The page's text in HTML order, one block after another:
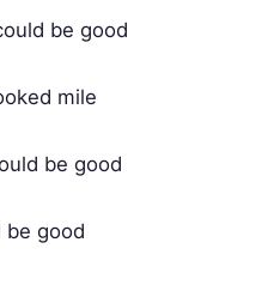
be good
mile
be good
be good